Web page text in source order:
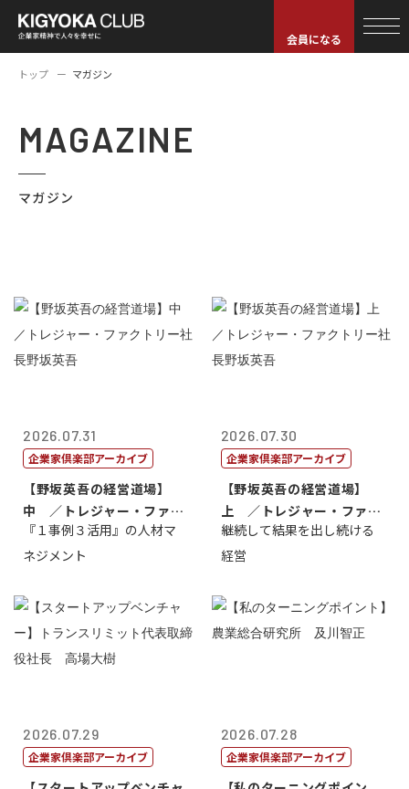
会員になる
トップ マガジン
MAGAZINE
マガジン
2026.07.31
企業家倶楽部アーカイブ
【野坂英吾の経営道場】
中 ／トレジャー・ファク
トリー社長野坂...
『１事例３活用』の人材マ
ネジメント
2026.07.30
企業家倶楽部アーカイブ
【野坂英吾の経営道場】
上 ／トレジャー・ファク
トリー社長野坂...
継続して結果を出し続ける
経営
2026.07.29
企業家倶楽部アーカイブ
2026.07.28
企業家倶楽部アーカイブ